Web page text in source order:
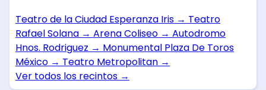
Teatro de la Ciudad Esperanza Iris → Teatro
Rafael Solana → Arena Coliseo → Autodromo
Hnos. Rodriguez → Monumental Plaza De Toros
México → Teatro Metropolitan →
Ver todos los recintos →